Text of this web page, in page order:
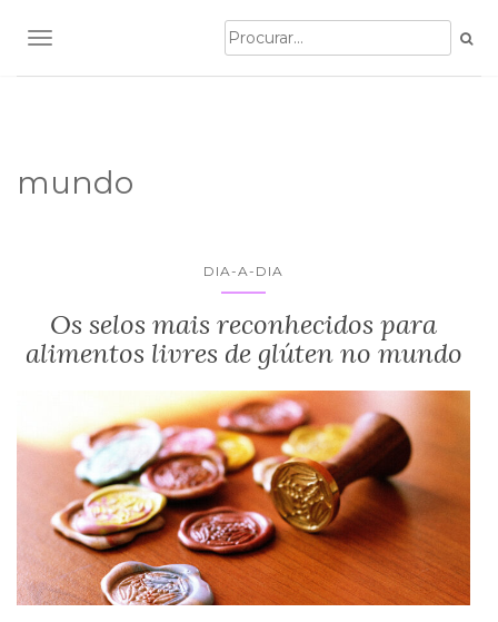
TOGGLE NAVIGATION
mundo
DIA-A-DIA
Os selos mais reconhecidos para
alimentos livres de glúten no mundo